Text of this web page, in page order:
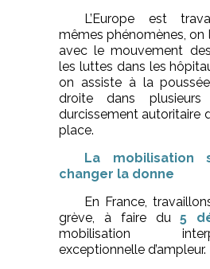
L’Europe est
mêmes phénomènes, on
avec le mouvement
les luttes dans les
on assiste à la
droite dans
durcissement autoritaire
place.
La mobilisation
changer la donne
En France,
grève, à faire du5
mobilisation
exceptionnelle d’ampleur.